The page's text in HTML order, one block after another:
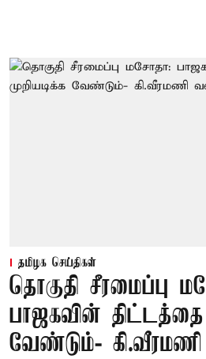
தமிழக செய்திகள்
தொகுதி சீரமைப்பு
பாஜகவின் திட்டத்தை
வேண்டும்- கி.வீரமணி